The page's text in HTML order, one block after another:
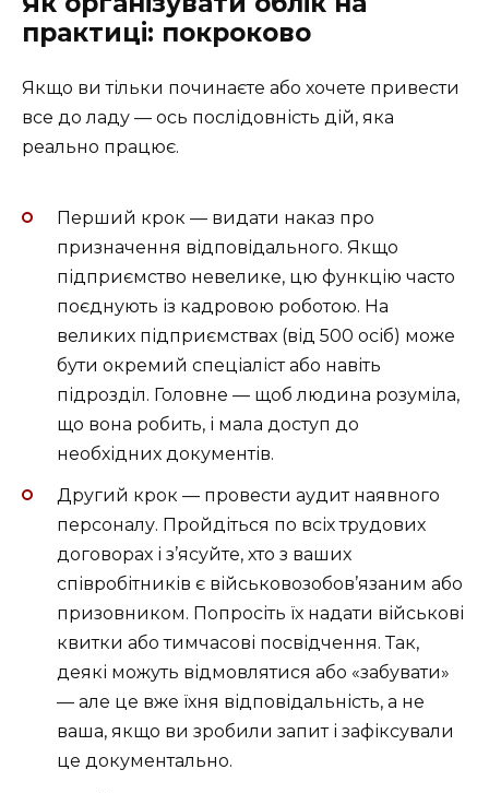
практиці: покроково
Якщо ви тільки починаєте або хочете привести
все до ладу — ось послідовність дій, яка
реально працює.
Перший крок — видати наказ про
призначення відповідального. Якщо
підприємство невелике, цю функцію часто
поєднують із кадровою роботою. На
великих підприємствах (від 500 осіб) може
бути окремий спеціаліст або навіть
підрозділ. Головне — щоб людина розуміла,
що вона робить, і мала доступ до
необхідних документів.
Другий крок — провести аудит наявного
персоналу. Пройдіться по всіх трудових
договорах і з’ясуйте, хто з ваших
співробітників є військовозобов’язаним або
призовником. Попросіть їх надати військові
квитки або тимчасові посвідчення. Так,
деякі можуть відмовлятися або «забувати»
— але це вже їхня відповідальність, а не
ваша, якщо ви зробили запит і зафіксували
це документально.